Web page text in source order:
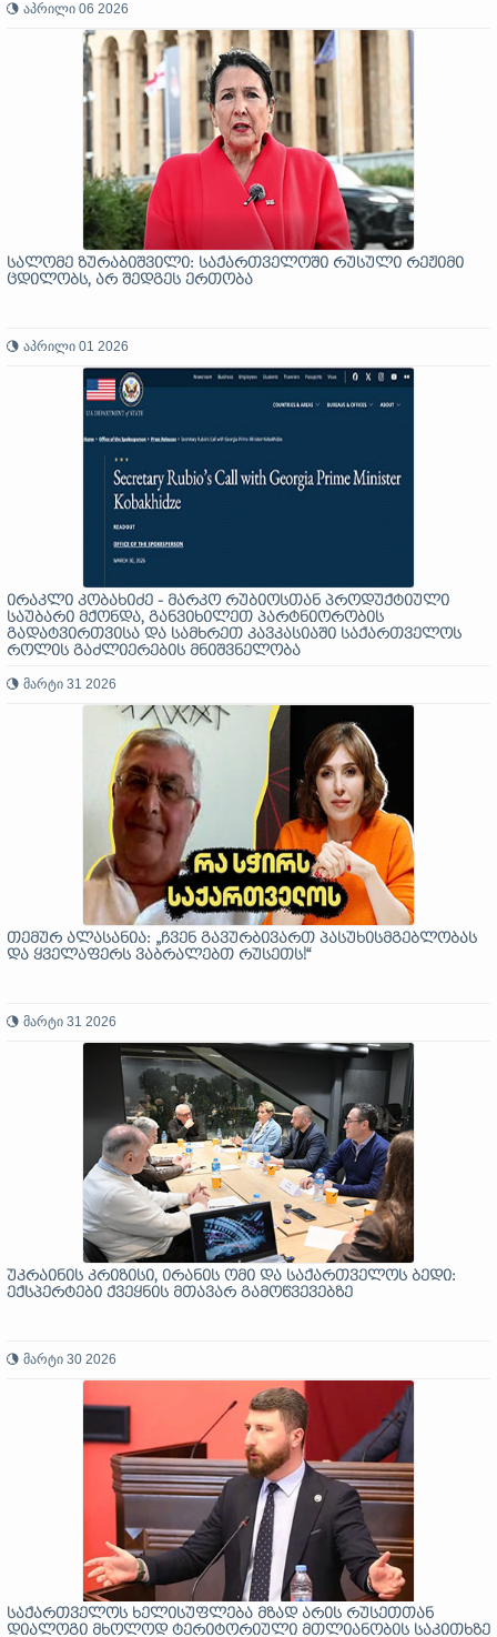
აპრილი 06 2026
სალომე ზურაბიშვილი: საქართველოში რუსული რეჟიმი
ცდილობს, არ შედგეს ერთობა
აპრილი 01 2026
ირაკლი კობახიძე - მარკო რუბიოსთან პროდუქტიული
საუბარი მქონდა, განვიხილეთ პარტნიორობის
გადატვირთვისა და სამხრეთ კავკასიაში საქართველოს
როლის გაძლიერების მნიშვნელობა
მარტი 31 2026
თემურ ალასანია: „ჩვენ გავურბივართ პასუხისმგებლობას
და ყველაფერს ვაბრალებთ რუსეთს!“
მარტი 31 2026
უკრაინის კრიზისი, ირანის ომი და საქართველოს ბედი:
ექსპერტები ქვეყნის მთავარ გამოწვევებზე
მარტი 30 2026
საქართველოს ხელისუფლება მზად არის რუსეთთან
დიალოგი მხოლოდ ტერიტორიული მთლიანობის საკითხზე